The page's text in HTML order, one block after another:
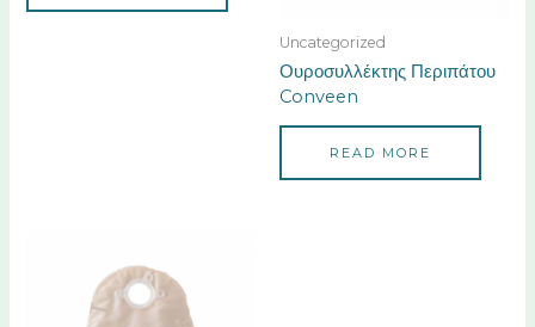
Uncategorized
Ουροσυλλέκτης Περιπάτου
Conveen
READ MORE